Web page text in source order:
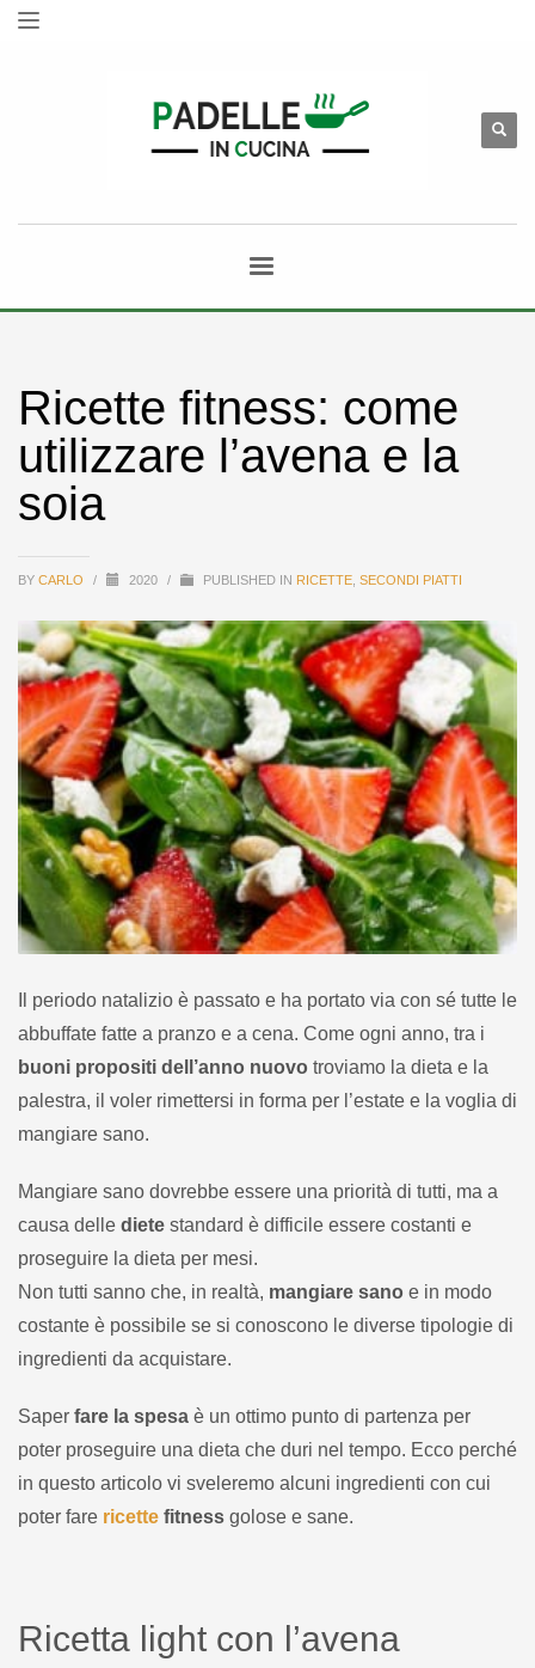
Ricette fitness: come
utilizzare l’avena e la
soia
BY CARLO / 2020 / PUBLISHED IN RICETTE SECONDI PIATTI
Il periodo natalizio è passato e ha portato via con sé tutte le
abbuffate fatte a pranzo e a cena. Come ogni anno, tra i
buoni propositi dell’anno nuovo troviamo la dieta e la
palestra, il voler rimettersi in forma per l’estate e la voglia di
mangiare sano.
Mangiare sano dovrebbe essere una priorità di tutti, ma a
causa delle diete standard è difficile essere costanti e
proseguire la dieta per mesi.
Non tutti sanno che, in realtà, mangiare sano e in modo
costante è possibile se si conoscono le diverse tipologie di
ingredienti da acquistare.
Saper fare la spesa è un ottimo punto di partenza per
poter proseguire una dieta che duri nel tempo. Ecco perché
in questo articolo vi sveleremo alcuni ingredienti con cui
poter fare ricette fitness golose e sane.
Ricetta light con l’avena